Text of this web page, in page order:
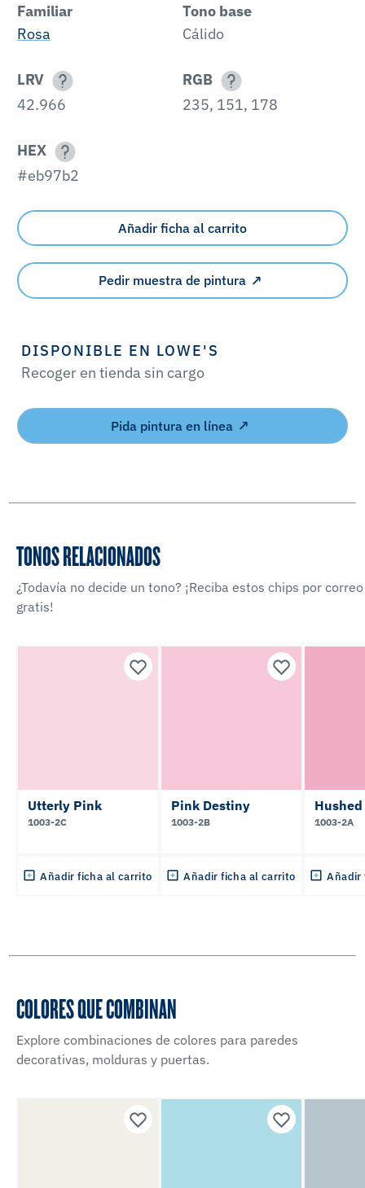
Familiar
Rosa
Tono base
Cálido
LRV
42.966
RGB
235, 151, 178
HEX
#eb97b2
Añadir ficha al carrito
Pedir muestra de pintura
DISPONIBLE EN LOWE'S
Recoger en tienda sin cargo
Pida pintura en línea
TONOS RELACIONADOS
¿Todavía no decide un tono? ¡Reciba estos chips por correo
gratis!
Utterly Pink
1003-2C
Añadir ficha al carrito
Pink Destiny
1003-2B
Añadir ficha al carrito
Hushed
1003-2A
Añadir
COLORES QUE COMBINAN
Explore combinaciones de colores para paredes
decorativas, molduras y puertas.